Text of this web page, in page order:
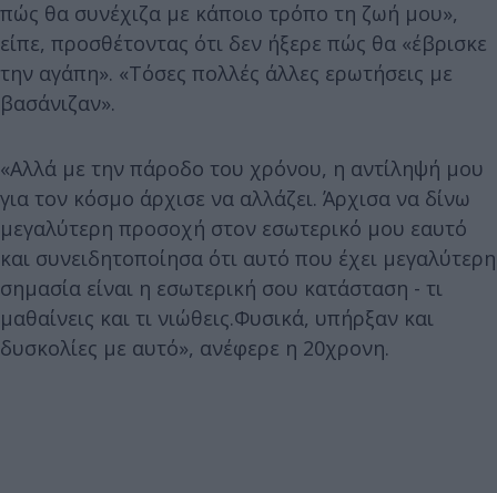
πώς θα συνέχιζα με κάποιο τρόπο τη ζωή μου»,
είπε, προσθέτοντας ότι δεν ήξερε πώς θα «έβρισκε
την αγάπη». «Τόσες πολλές άλλες ερωτήσεις με
βασάνιζαν».
«Αλλά με την πάροδο του χρόνου, η αντίληψή μου
για τον κόσμο άρχισε να αλλάζει. Άρχισα να δίνω
μεγαλύτερη προσοχή στον εσωτερικό μου εαυτό
και συνειδητοποίησα ότι αυτό που έχει μεγαλύτερη
σημασία είναι η εσωτερική σου κατάσταση - τι
μαθαίνεις και τι νιώθεις.Φυσικά, υπήρξαν και
δυσκολίες με αυτό», ανέφερε η 20χρονη.